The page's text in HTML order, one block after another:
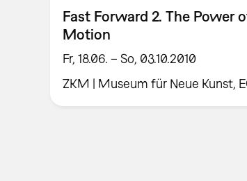
Fast Forward 2. The Power
Motion
Fr, 18.06. – So, 03.10.2010
ZKM | Museum für Neue Kunst,